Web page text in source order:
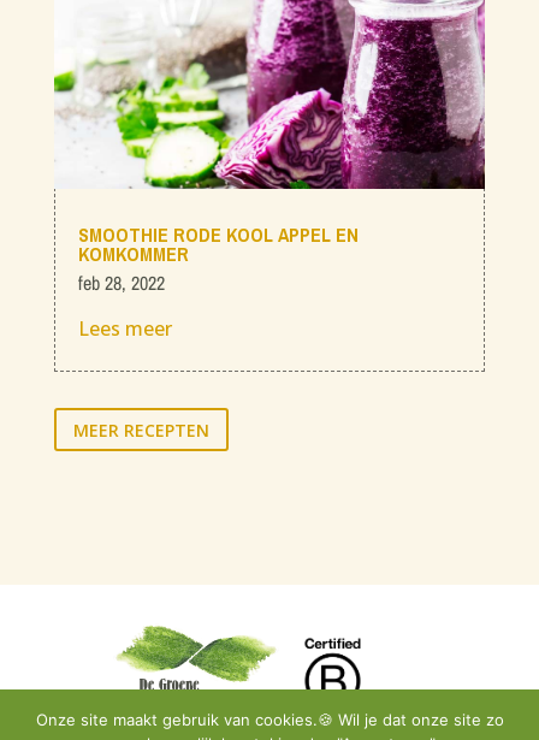
SMOOTHIE RODE KOOL APPEL EN
KOMKOMMER
feb 28, 2022
Lees meer
MEER RECEPTEN
Onze site maakt gebruik van cookies.🍪 Wil je dat onze site zo